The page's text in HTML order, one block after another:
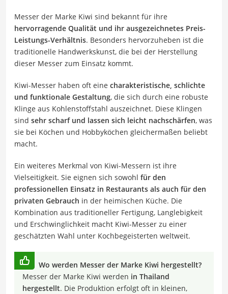
Messer der Marke Kiwi sind bekannt für ihre
hervorragende Qualität und ihr ausgezeichnetes Preis-
Leistungs-Verhältnis. Besonders hervorzuheben ist die
traditionelle Handwerkskunst, die bei der Herstellung
dieser Messer zum Einsatz kommt.
Kiwi-Messer haben oft eine charakteristische, schlichte
und funktionale Gestaltung, die sich durch eine robuste
Klinge aus Kohlenstoffstahl auszeichnet. Diese Klingen
sind sehr scharf und lassen sich leicht nachschärfen, was
sie bei Köchen und Hobbyköchen gleichermaßen beliebt
macht.
Ein weiteres Merkmal von Kiwi-Messern ist ihre
Vielseitigkeit. Sie eignen sich sowohl für den
professionellen Einsatz in Restaurants als auch für den
privaten Gebrauch in der heimischen Küche. Die
Kombination aus traditioneller Fertigung, Langlebigkeit
und Erschwinglichkeit macht Kiwi-Messer zu einer
geschätzten Wahl unter Kochbegeisterten weltweit.
Wo werden Messer der Marke Kiwi hergestellt?
Messer der Marke Kiwi werden in Thailand
hergestellt. Die Produktion erfolgt oft in kleinen,